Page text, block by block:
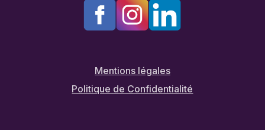
Mentions légales
Politique de Confidentialité